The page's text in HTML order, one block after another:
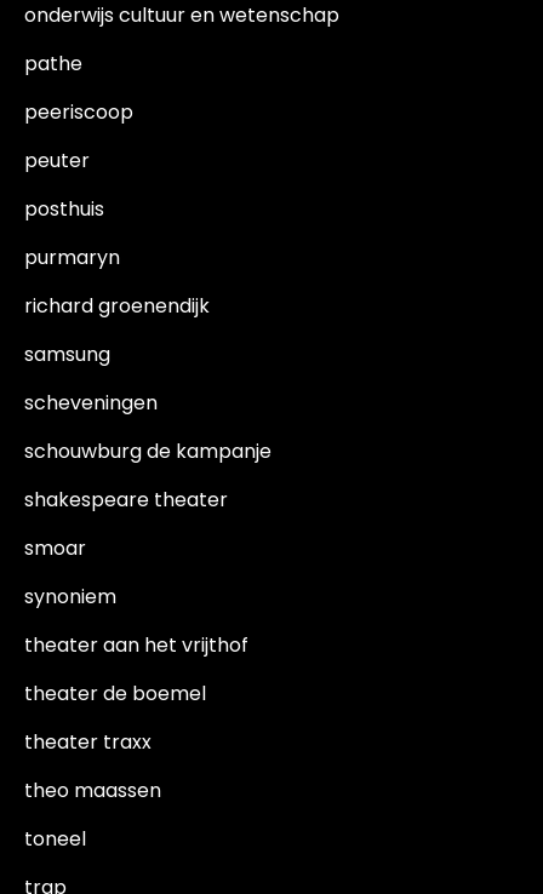
onderwijs cultuur en wetenschap
pathe
peeriscoop
peuter
posthuis
purmaryn
richard groenendijk
samsung
scheveningen
schouwburg de kampanje
shakespeare theater
smoar
synoniem
theater aan het vrijthof
theater de boemel
theater traxx
theo maassen
toneel
trap